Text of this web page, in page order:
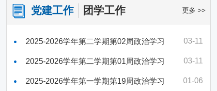
更多 >>
党建工作 团学工作
03-11
2025-2026学年第二学期第02周政治学习
03-11
2025-2026学年第二学期第01周政治学习
01-06
2025-2026学年第一学期第19周政治学习